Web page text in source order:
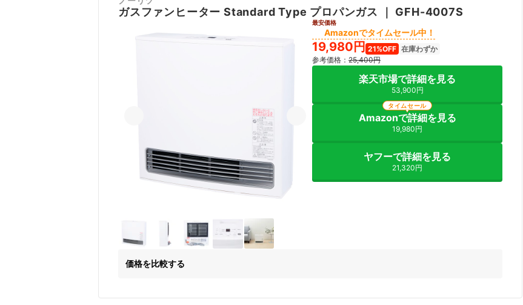
ガスファンヒーター Standard Type プロパンガス GFH-4007S
最安価格
Amazonでタイムセール中！
19,980円 21%OFF 在庫わずか
参考価格： 25,400円
楽天市場で詳細を見る
53,900円
Amazonで詳細を見る
19,980円
タイムセール
ヤフーで詳細を見る
21,320円
価格を比較する